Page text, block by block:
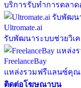
บริการรับทำการตลา
Ultromate.ai
รับพัฒนาระบบช่วยวิเ
FreelanceBay
แหล่งรวมฟรีแลนซ์คุ
ติดต่อโฆษณาบน